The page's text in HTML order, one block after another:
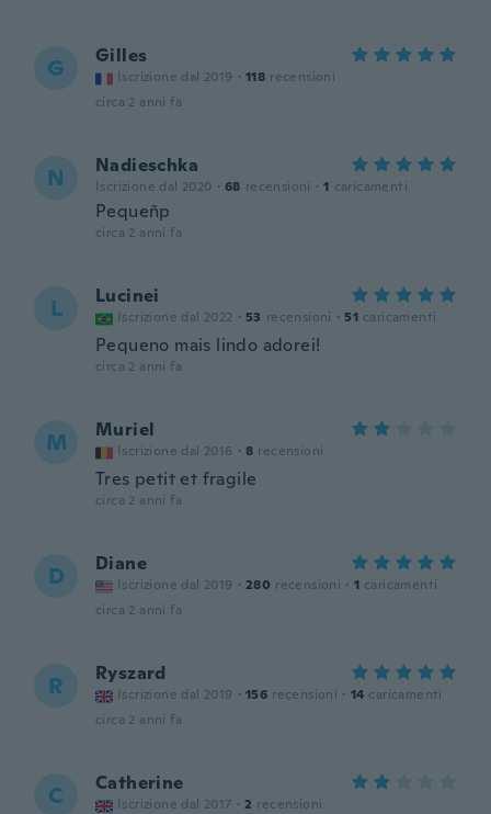
G Gilles
Iscrizione dal 2019 · 118 recensioni
circa 2 anni fa
N Nadieschka
Iscrizione dal 2020 · 68 recensioni · 1 caricamenti
Pequeñp
circa 2 anni fa
L Lucinei
Iscrizione dal 2022 · 53 recensioni · 51 caricamenti
Pequeno mais lindo adorei!
circa 2 anni fa
M Muriel
Iscrizione dal 2016 · 8 recensioni
Tres petit et fragile
circa 2 anni fa
D Diane
Iscrizione dal 2019 · 280 recensioni · 1 caricamenti
circa 2 anni fa
R Ryszard
Iscrizione dal 2019 · 156 recensioni · 14 caricamenti
circa 2 anni fa
C Catherine
Iscrizione dal 2017 · 2 recensioni